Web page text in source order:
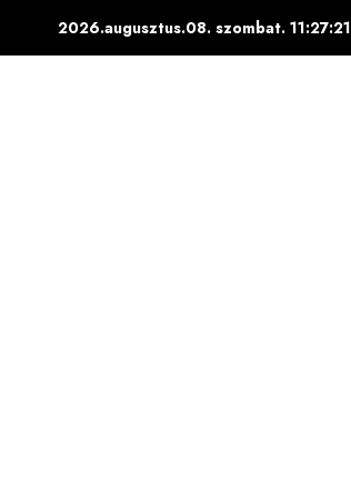
2026.augusztus.08. szombat. 11:27:22